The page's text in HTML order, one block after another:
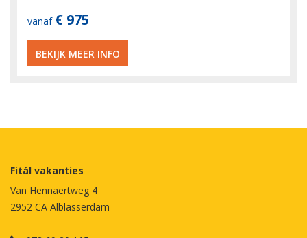
vanaf € 975
BEKIJK MEER INFO
Fitál vakanties
Van Hennaertweg 4
2952 CA Alblasserdam